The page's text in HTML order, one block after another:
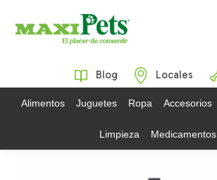
Blog Locales
Alimentos Juguetes Ropa Accesorios
Limpieza Medicamentos